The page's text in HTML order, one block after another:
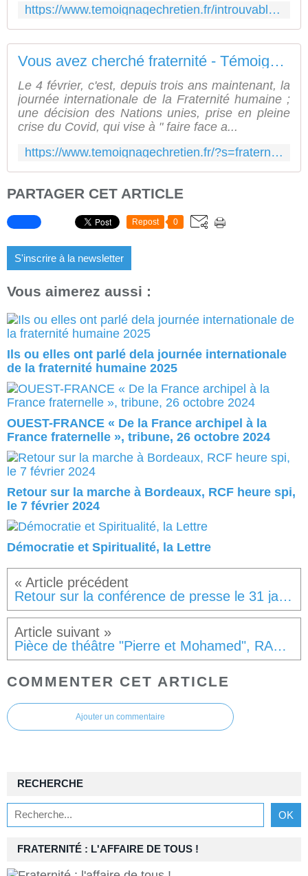
https://www.temoignagechretien.fr/introuvable-fraternite/
Vous avez cherché fraternité - Témoignage Chrétien
Le 4 février, c'est, depuis trois ans maintenant, la
journée internationale de la Fraternité humaine ;
une décision des Nations unies, prise en pleine
crise du Covid, qui vise à " faire face a...
https://www.temoignagechretien.fr/?s=fraternit%C3%A9
PARTAGER CET ARTICLE
Repost 0
S'inscrire à la newsletter
Vous aimerez aussi :
Ils ou elles ont parlé dela journée internationale
de la fraternité humaine 2025
OUEST-FRANCE « De la France archipel à la
France fraternelle », tribune, 26 octobre 2024
Retour sur la marche à Bordeaux, RCF heure spi,
le 7 février 2024
Démocratie et Spiritualité, la Lettre
Retour sur la conférence de presse le 31 janvier 2024 à la Maison de la Conversation, 75018 PARIS
Pièce de théâtre "Pierre et Mohamed", RABAT le 2 février 2024 et TANGER le 3 février
COMMENTER CET ARTICLE
Ajouter un commentaire
RECHERCHE
FRATERNITÉ : L'AFFAIRE DE TOUS !